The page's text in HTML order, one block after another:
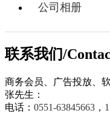
公司相册
联系我们/
商务会员、广告投放、
张先生：
电话： 0551-63845663 ，